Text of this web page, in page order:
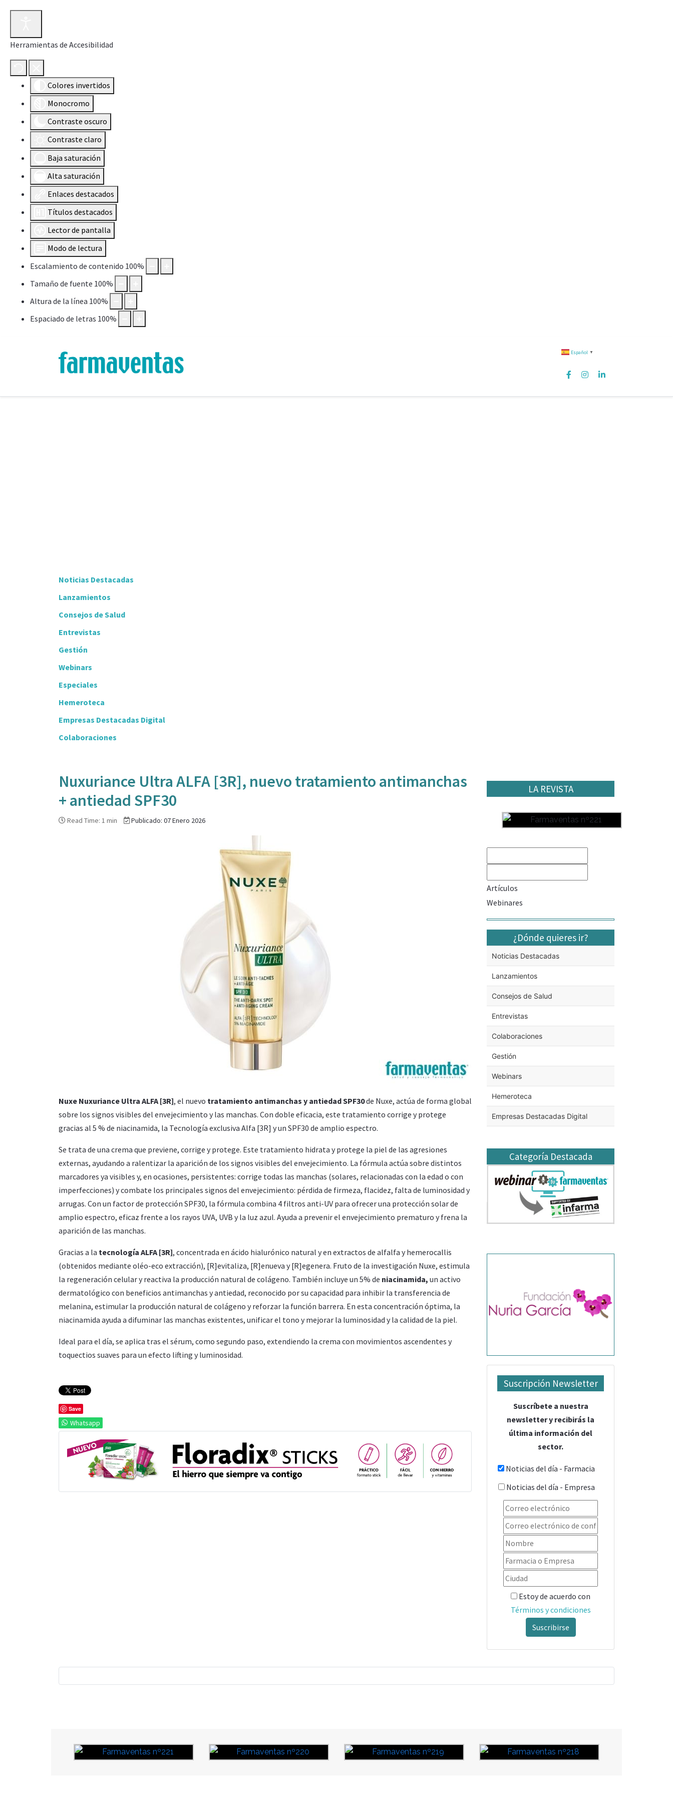
Herramientas de Accesibilidad
Colores invertidos
Monocromo
Contraste oscuro
Contraste claro
Baja saturación
Alta saturación
Enlaces destacados
Títulos destacados
Lector de pantalla
Modo de lectura
Escalamiento de contenido 100%
Tamaño de fuente 100%
Altura de la línea 100%
Espaciado de letras 100%
Español ▼
Noticias Destacadas
Lanzamientos
Consejos de Salud
Entrevistas
Gestión
Webinars
Especiales
Hemeroteca
Empresas Destacadas Digital
Colaboraciones
Nuxuriance Ultra ALFA [3R], nuevo tratamiento antimanchas
+ antiedad SPF30
Read Time: 1 min Publicado: 07 Enero 2026
Nuxe Nuxuriance Ultra ALFA [3R], el nuevo tratamiento antimanchas y antiedad SPF30de Nuxe, actúa de forma global
sobre los signos visibles del envejecimiento y las manchas. Con doble eficacia, este tratamiento corrige y protege
gracias al 5 % de niacinamida, la Tecnología exclusiva Alfa [3R] y un SPF30 de amplio espectro.
Se trata de una crema que previene, corrige y protege. Este tratamiento hidrata y protege la piel de las agresiones
externas, ayudando a ralentizar la aparición de los signos visibles del envejecimiento. La fórmula actúa sobre distintos
marcadores ya visibles y, en ocasiones, persistentes: corrige todas las manchas (solares, relacionadas con la edad o con
imperfecciones) y combate los principales signos del envejecimiento: pérdida de firmeza, flacidez, falta de luminosidad y
arrugas. Con un factor de protección SPF30, la fórmula combina 4 filtros anti-UV para ofrecer una protección solar de
amplio espectro, eficaz frente a los rayos UVA, UVB y la luz azul. Ayuda a prevenir el envejecimiento prematuro y frena la
aparición de las manchas.
Gracias a la tecnología ALFA [3R], concentrada en ácido hialurónico natural y en extractos de alfalfa y hemerocallis
(obtenidos mediante oléo-eco extracción), [R]evitaliza, [R]enueva y [R]egenera. Fruto de la investigación Nuxe, estimula
la regeneración celular y reactiva la producción natural de colágeno. También incluye un 5% de niacinamida, un activo
dermatológico con beneficios antimanchas y antiedad, reconocido por su capacidad para inhibir la transferencia de
melanina, estimular la producción natural de colágeno y reforzar la función barrera. En esta concentración óptima, la
niacinamida ayuda a difuminar las manchas existentes, unificar el tono y mejorar la luminosidad y la calidad de la piel.
Ideal para el día, se aplica tras el sérum, como segundo paso, extendiendo la crema con movimientos ascendentes y
toquectios suaves para un efecto lifting y luminosidad.
Save
Whatsapp
LA REVISTA
Artículos
Webinares
¿Dónde quieres ir?
Noticias Destacadas
Lanzamientos
Consejos de Salud
Entrevistas
Colaboraciones
Gestión
Webinars
Hemeroteca
Empresas Destacadas Digital
Categoría Destacada
Suscripción Newsletter
Suscríbete a nuestra
newsletter y recibirás la
última información del
sector.
Noticias del día - Farmacia
Noticias del día - Empresa
Estoy de acuerdo con
Términos y condiciones
Suscribirse